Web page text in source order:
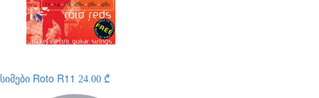
სიმები Roto R11 24.00 ₾